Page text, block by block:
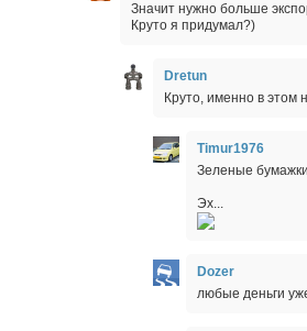
Значит нужно больше
Круто я придумал?)
Dretun
Круто, именно в этом
Timur1976
Зеленые
Эх...
Dozer
любые деньги